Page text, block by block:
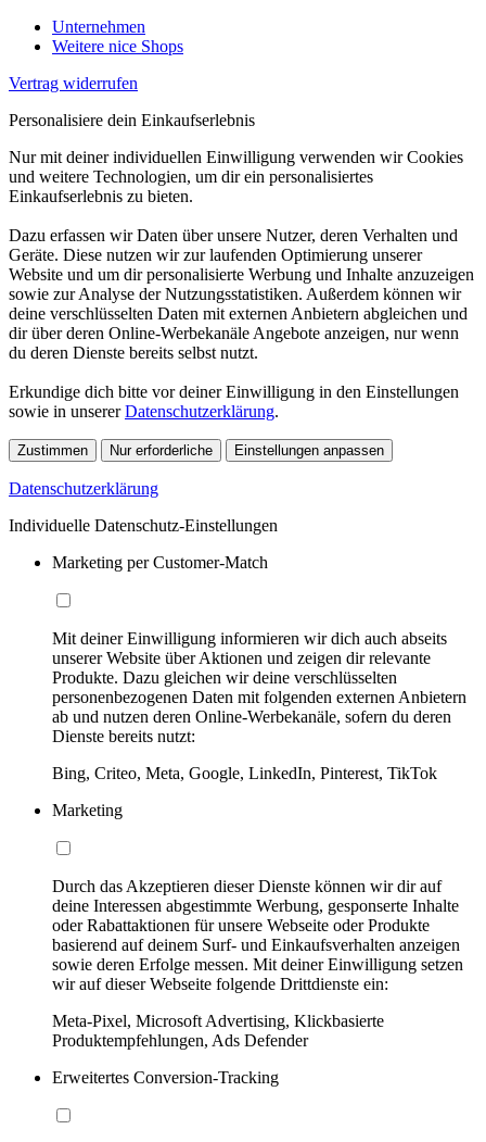
Unternehmen
Weitere nice Shops
Vertrag widerrufen
Personalisiere dein Einkaufserlebnis
Nur mit deiner individuellen Einwilligung verwenden wir Cookies
und weitere Technologien, um dir ein personalisiertes
Einkaufserlebnis zu bieten.
Dazu erfassen wir Daten über unsere Nutzer, deren Verhalten und
Geräte. Diese nutzen wir zur laufenden Optimierung unserer
Website und um dir personalisierte Werbung und Inhalte anzuzeigen
sowie zur Analyse der Nutzungsstatistiken. Außerdem können wir
deine verschlüsselten Daten mit externen Anbietern abgleichen und
dir über deren Online-Werbekanäle Angebote anzeigen, nur wenn
du deren Dienste bereits selbst nutzt.
Erkundige dich bitte vor deiner Einwilligung in den Einstellungen
sowie in unsererDatenschutzerklärung.
Zustimmen Nur erforderliche Einstellungen anpassen
Datenschutzerklärung
Individuelle Datenschutz-Einstellungen
Marketing per Customer-Match
Mit deiner Einwilligung informieren wir dich auch abseits
unserer Website über Aktionen und zeigen dir relevante
Produkte. Dazu gleichen wir deine verschlüsselten
personenbezogenen Daten mit folgenden externen Anbietern
ab und nutzen deren Online-Werbekanäle, sofern du deren
Dienste bereits nutzt:
Bing, Criteo, Meta, Google, LinkedIn, Pinterest, TikTok
Marketing
Durch das Akzeptieren dieser Dienste können wir dir auf
deine Interessen abgestimmte Werbung, gesponserte Inhalte
oder Rabattaktionen für unsere Webseite oder Produkte
basierend auf deinem Surf- und Einkaufsverhalten anzeigen
sowie deren Erfolge messen. Mit deiner Einwilligung setzen
wir auf dieser Webseite folgende Drittdienste ein:
Meta-Pixel, Microsoft Advertising, Klickbasierte
Produktempfehlungen, Ads Defender
Erweitertes Conversion-Tracking